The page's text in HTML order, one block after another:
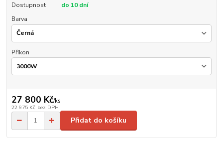
Dostupnost
do 10 dní
Barva
Příkon
27 800 Kč/ks
22 975 Kč bez DPH
Přidat do košíku